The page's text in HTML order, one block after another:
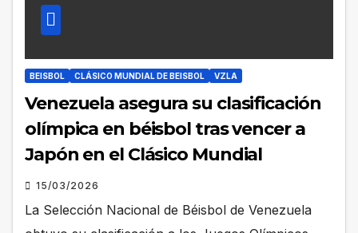
BEISBOL CLÁSICO MUNDIAL DE BEISBOL VZLA
Venezuela asegura su clasificación
olímpica en béisbol tras vencer a
Japón en el Clásico Mundial
15/03/2026
La Selección Nacional de Béisbol de Venezuela